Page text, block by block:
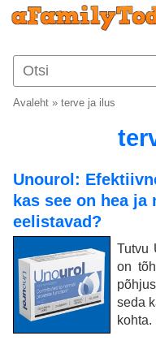
Avaleht » terve ja ilus
Unourol:
kas see on hea
eelistavad?
Tutvu
on
seda
kohta.